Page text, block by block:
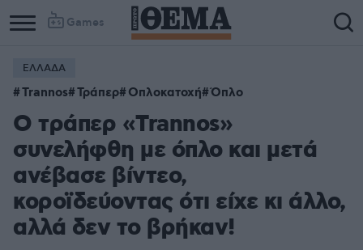
Games
ΕΛΛΑΔΑ
Trannos Τράπερ Οπλοκατοχή Όπλο
Ο τράπερ «Trannos»
συνελήφθη με όπλο και μετά
ανέβασε βίντεο,
κοροϊδεύοντας ότι είχε κι άλλο,
αλλά δεν το βρήκαν!